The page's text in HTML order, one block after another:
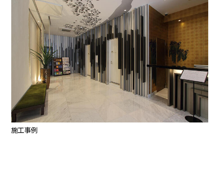
施工事例